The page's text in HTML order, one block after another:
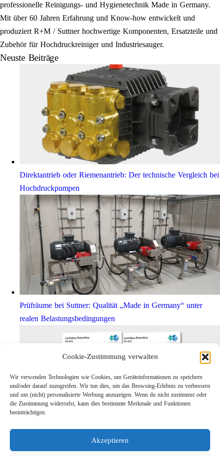
Cookie-Zustimmung verwalten
Wir verwenden Technologien wie Cookies, um Geräteinformationen zu speichern
und/oder darauf zuzugreifen. Wir tun dies, um das Browsing-Erlebnis zu verbessern
und um (nicht) personalisierte Werbung anzuzeigen. Wenn du nicht zustimmst oder
die Zustimmung widerrufst, kann dies bestimmte Merkmale und Funktionen
beeinträchtigen.
Akzeptieren
professionelle Reinigungs- und Hygienetechnik Made in Germany.
Mit über 60 Jahren Erfahrung und Know-how entwickelt und
produziert R+M / Suttner hochwertige Komponenten, Ersatzteile und
Zubehör für Hochdruckreiniger und Industriesauger.
Neuste Beiträge
Direktantrieb oder Riemenantrieb: Der technische Vergleich bei
Hochdruckpumpen
Prüfräume bei Suttner: Qualität „Made in Germany“ unter
realen Belastungsbedingungen
Links